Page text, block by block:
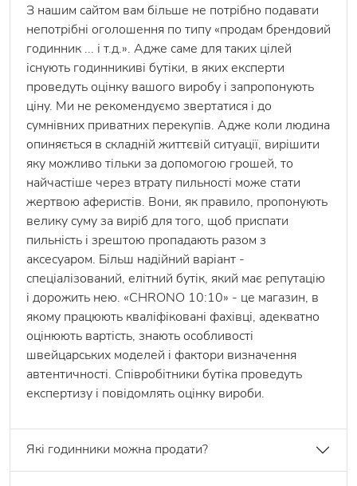
З нашим сайтом вам більше не потрібно подавати
непотрібні оголошення по типу «продам брендовий
годинник ... і т.д.». Адже саме для таких цілей
існують годинникиві бутіки, в яких експерти
проведуть оцінку вашого виробу і запропонують
ціну. Ми не рекомендуємо звертатися і до
сумнівних приватних перекупів. Адже коли людина
опиняється в складній життєвій ситуації, вирішити
яку можливо тільки за допомогою грошей, то
найчастіше через втрату пильності може стати
жертвою аферистів. Вони, як правило, пропонують
велику суму за виріб для того, щоб приспати
пильність і зрештою пропадають разом з
аксесуаром. Більш надійний варіант -
спеціалізований, елітний бутік, який має репутацію
і дорожить нею. «CHRONO 10:10» - це магазин, в
якому працюють кваліфіковані фахівці, адекватно
оцінюють вартість, знають особливості
швейцарських моделей і фактори визначення
автентичності. Співробітники бутіка проведуть
експертизу і повідомлять оцінку вироби.
Які годинники можна продати?